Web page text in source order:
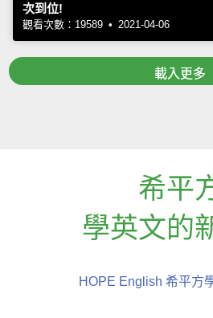
次到位!
觀看次數：19589 • 2021-04-06
載入更多
希平
學英文的
HOPE English 希平方